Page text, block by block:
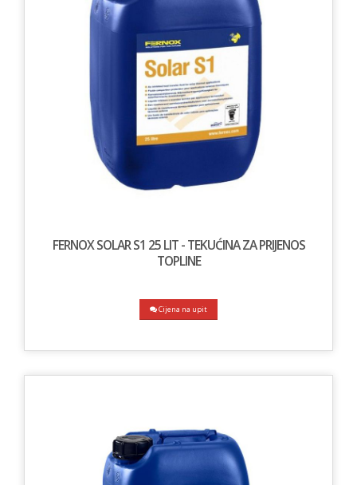
FERNOX SOLAR S1 25 LIT - TEKUĆINA ZA PRIJENOS
TOPLINE
Cijena na upit